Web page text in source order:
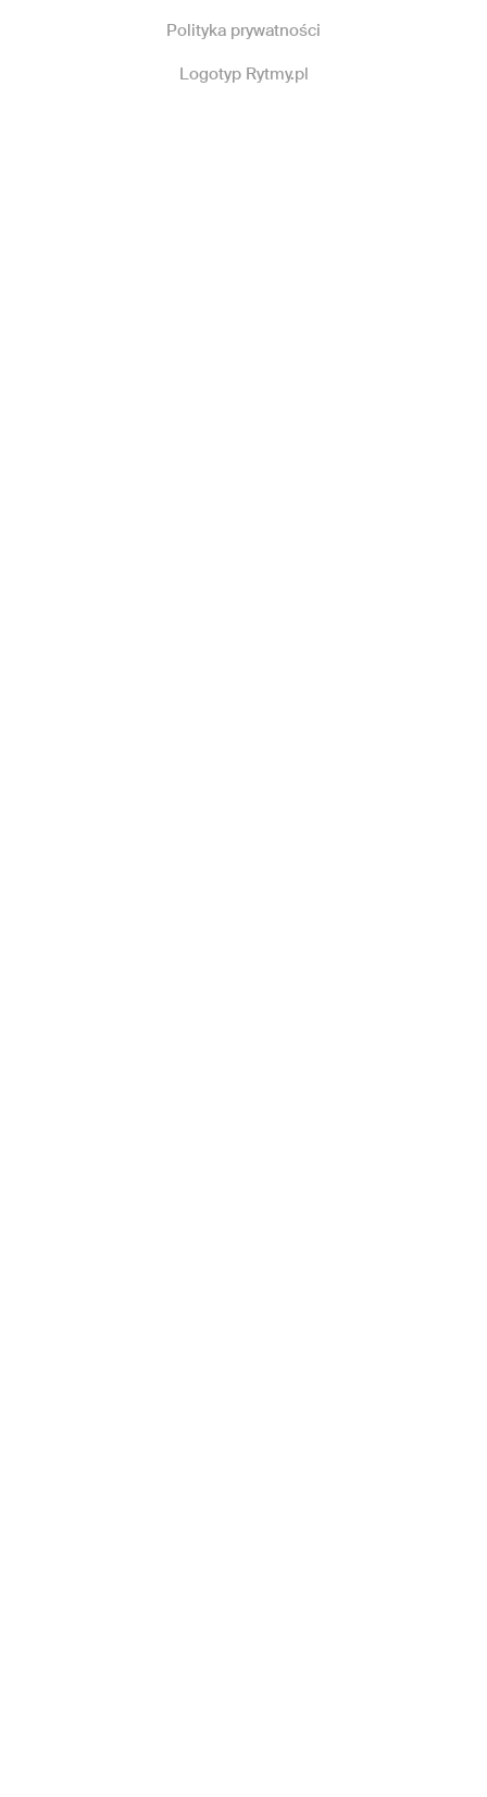
Polityka prywatności
Logotyp Rytmy.pl